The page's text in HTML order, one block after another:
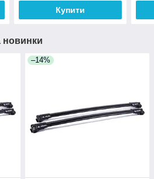
Купити
новинки
–14%